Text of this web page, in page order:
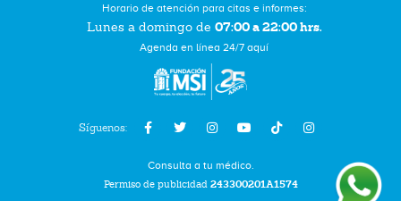
Síguenos:
Horario de atención para citas e informes:
Lunes a domingo de 07:00 a 22:00 hrs.
Agenda en línea 24/7 aquí
Consulta a tu médico.
Permiso de publicidad 243300201A1574